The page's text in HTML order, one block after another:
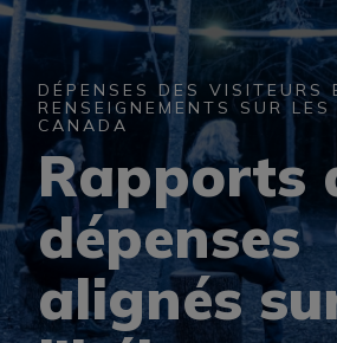
ARCHIVES
DÉPENSES DES VISITEURS
RENSEIGNEMENTS SUR
CANADA
Rapports
dépenses
alignés